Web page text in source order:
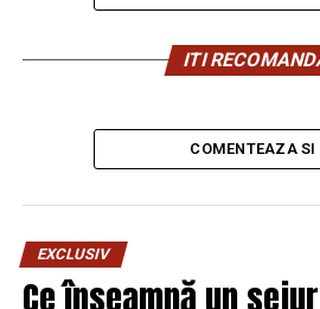
ITI
COMENTEAZA SI
EXCLUSIV
Ce înseamnă un